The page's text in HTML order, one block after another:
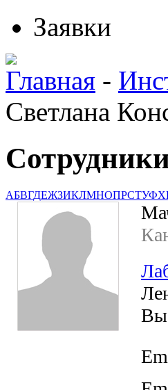
Заявки
Главная -
Светлана
АБВГДЕЖЗИКЛМНОПРСТУФХ